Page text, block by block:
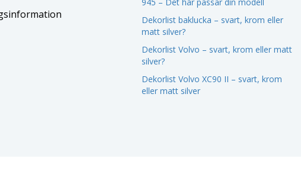
Dekorlist baklucka – svart, krom eller
matt silver?
Dekorlist Volvo – svart, krom eller matt
silver?
Dekorlist Volvo XC90 II – svart, krom
eller matt silver